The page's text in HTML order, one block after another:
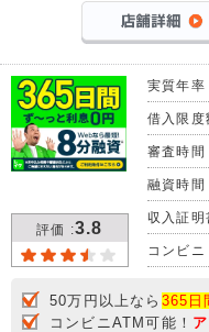
評価 :3.8
実質年率
借入限度
審査時間
融資時間
収入証明
コンビニ
50万円以上なら 365日
コンビニATM可能！